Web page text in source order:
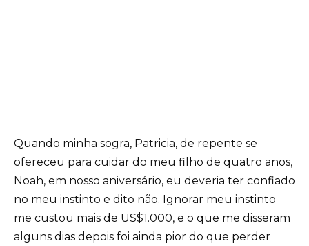
Quando minha sogra, Patricia, de repente se
ofereceu para cuidar do meu filho de quatro anos,
Noah, em nosso aniversário, eu deveria ter confiado
no meu instinto e dito não. Ignorar meu instinto
me custou mais de US$1.000, e o que me disseram
alguns dias depois foi ainda pior do que perder